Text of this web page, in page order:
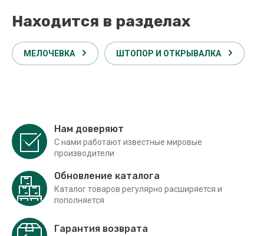
Находится в разделах
МЕЛОЧЕВКА ШТОПОР И ОТКРЫВАЛКА
Нам доверяют
С нами работают известные мировые
производители
Обновление каталога
Каталог товаров регулярно расширяется и
пополняется
Гарантия возврата